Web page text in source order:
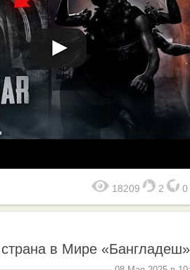
18209 2 0
в Мире